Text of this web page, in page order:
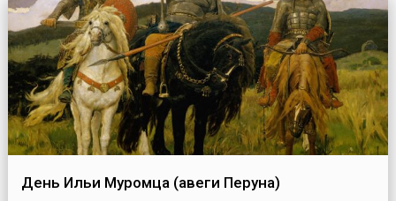
его святые мощи.О преподобном Илии известно также, ...
День Ильи Муромца (авеги Перуна)